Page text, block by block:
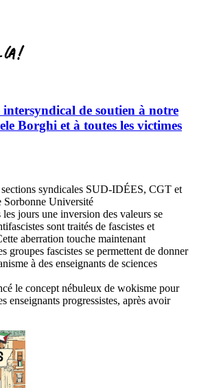
de soutien à notre
Borghi et à toutes les victimes
syndicales SUD-IDÉES, CGT et
Université
jours une inversion des valeurs se
sont traités de fascistes et
aberration touche maintenant
groupes fascistes se permettent de donner
à des enseignants de sciences
le concept nébuleux de wokisme pour
enseignants progressistes, après avoir